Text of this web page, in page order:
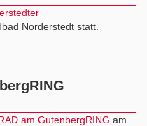
Norderstedt statt.
am GutenbergRING am